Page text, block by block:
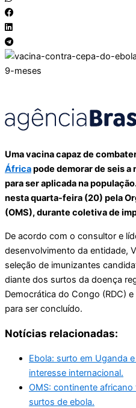
Uma vacina capaz de
Áfricapode demorar de seis
para ser aplicada na
nesta quarta-feira (20) pela
(OMS), durante coletiva de
De acordo com o consultor e
desenvolvimento da entidade,
seleção de imunizantes
diante dos surtos da doença
Democrática do Congo (RDC)
para ser concluído.
Notícias relacionadas:
Ebola: surto em Uganda
interesse internacional.
OMS: continente
surtos de ebola.